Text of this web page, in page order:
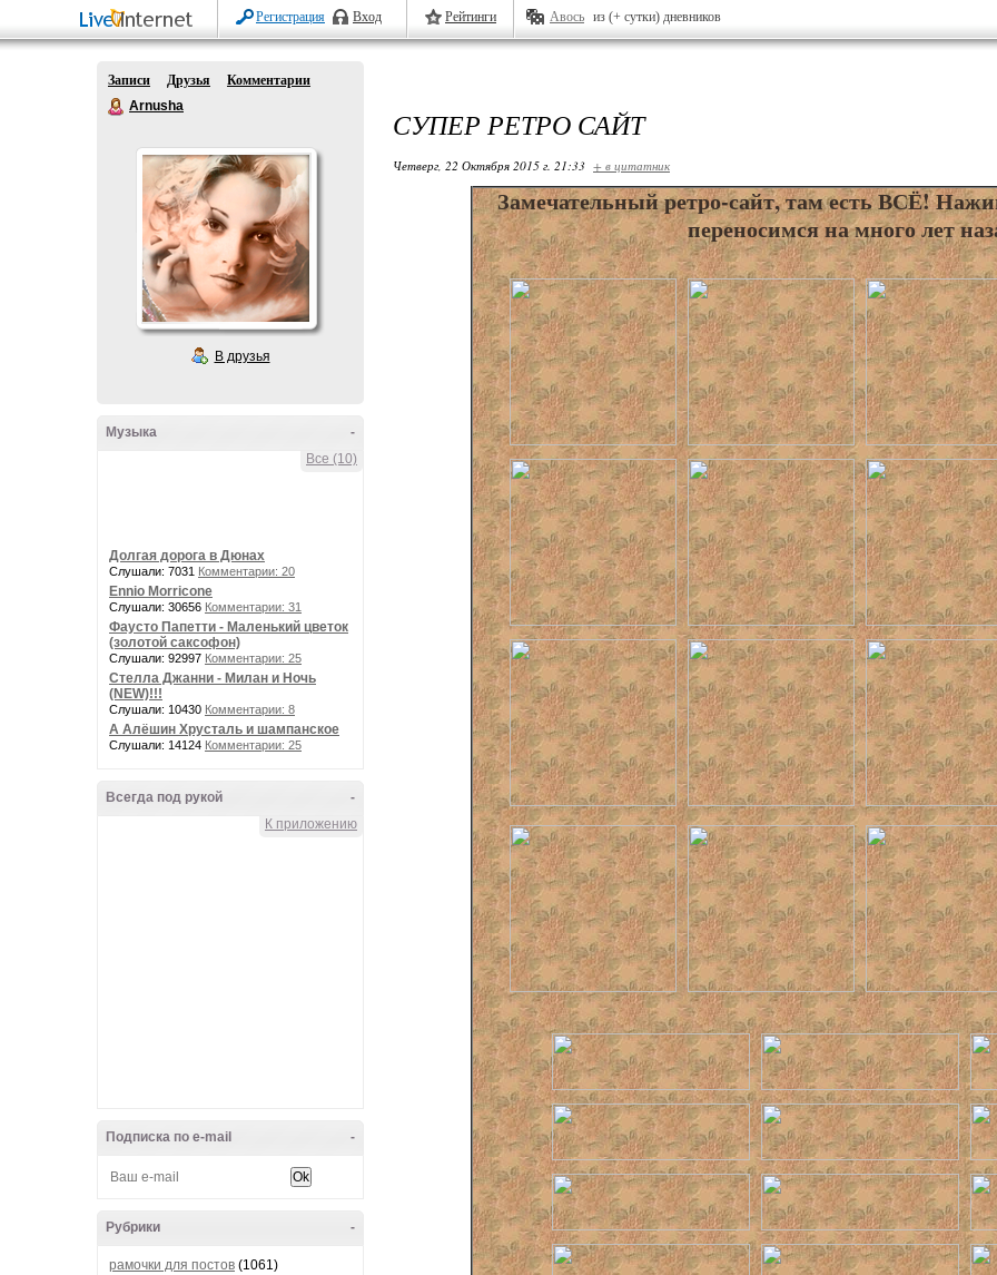
Регистрация Вход Рейтинги Авось из (+ сутки) дневников
Записи Друзья
Комментарии
Arnusha
В друзья
-
Музыка
Все (10)
Долгая дорога в Дюнах
Слушали: 7031 Комментарии: 20
Ennio Morricone
Слушали: 30656 Комментарии: 31
Фаусто Папетти - Маленький цветок
(золотой саксофон)
Слушали: 92997 Комментарии: 25
Стелла Джанни - Милан и Ночь
(NEW)!!!
Слушали: 10430 Комментарии: 8
А Алёшин Хрусталь и шампанское
Слушали: 14124 Комментарии: 25
-
Всегда под рукой
К приложению
-
Подписка по e-mail
-
Рубрики
рамочки для постов (1061)
СУПЕР РЕТРО САЙТ
Четверг, 22 Октября 2015 г. 21:33 + в цитатник
Замечательный ретро-сайт, там есть ВСЁ!
переносимся на много лет